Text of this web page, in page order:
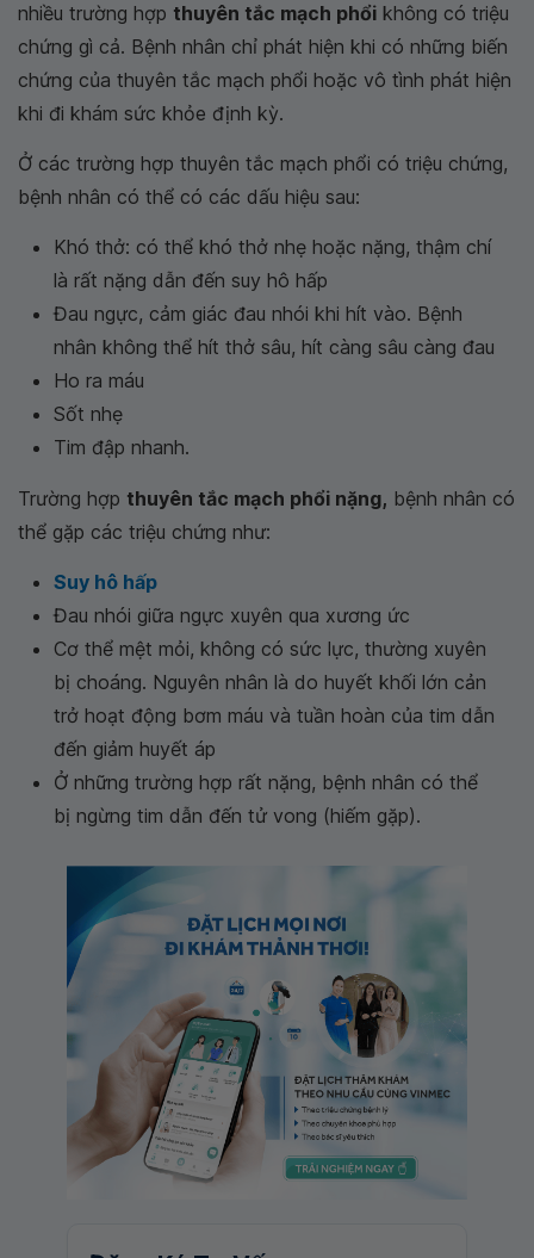
nhiều trường hợp thuyên tắc mạch phổi không có triệu
chứng gì cả. Bệnh nhân chỉ phát hiện khi có những biến
chứng của thuyên tắc mạch phổi hoặc vô tình phát hiện
khi đi khám sức khỏe định kỳ.
Ở các trường hợp thuyên tắc mạch phổi có triệu chứng,
bệnh nhân có thể có các dấu hiệu sau:
Khó thở: có thể khó thở nhẹ hoặc nặng, thậm chí
là rất nặng dẫn đến suy hô hấp
Đau ngực, cảm giác đau nhói khi hít vào. Bệnh
nhân không thể hít thở sâu, hít càng sâu càng đau
Ho ra máu
Sốt nhẹ
Tim đập nhanh.
Trường hợp thuyên tắc mạch phổi nặng, bệnh nhân có
thể gặp các triệu chứng như:
Suy hô hấp
Đau nhói giữa ngực xuyên qua xương ức
Cơ thể mệt mỏi, không có sức lực, thường xuyên
bị choáng. Nguyên nhân là do huyết khối lớn cản
trở hoạt động bơm máu và tuần hoàn của tim dẫn
đến giảm huyết áp
Ở những trường hợp rất nặng, bệnh nhân có thể
bị ngừng tim dẫn đến tử vong (hiếm gặp).